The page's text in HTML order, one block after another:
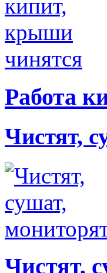
Работа
Чистят,
Чистят,